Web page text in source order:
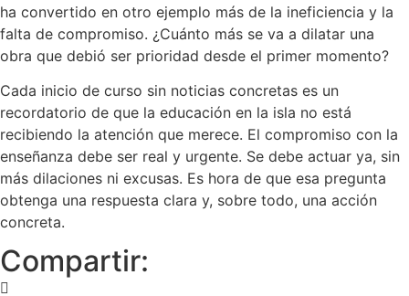
ha convertido en otro ejemplo más de la ineficiencia y la
falta de compromiso. ¿Cuánto más se va a dilatar una
obra que debió ser prioridad desde el primer momento?
Cada inicio de curso sin noticias concretas es un
recordatorio de que la educación en la isla no está
recibiendo la atención que merece. El compromiso con la
enseñanza debe ser real y urgente. Se debe actuar ya, sin
más dilaciones ni excusas. Es hora de que esa pregunta
obtenga una respuesta clara y, sobre todo, una acción
concreta.
Compartir: